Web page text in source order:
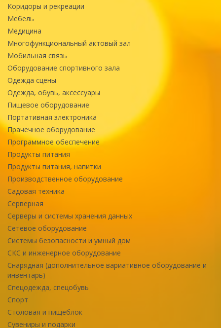
Коридоры и рекреации
Мебель
Медицина
Многофункциональный актовый зал
Мобильная связь
Оборудование спортивного зала
Одежда сцены
Одежда, обувь, аксессуары
Пищевое оборудование
Портативная электроника
Прачечное оборудование
Программное обеспечение
Продукты питания
Продукты питания, напитки
Производственное оборудование
Садовая техника
Серверная
Серверы и системы хранения данных
Сетевое оборудование
Системы безопасности и умный дом
СКС и инженерное оборудование
Снарядная (дополнительное вариативное оборудование и
инвентарь)
Спецодежда, спецобувь
Спорт
Столовая и пищеблок
Сувениры и подарки